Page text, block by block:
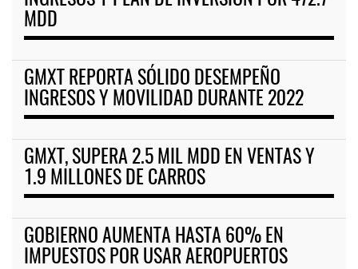
MDD
GMXT REPORTA SÓLIDO DESEMPEÑO
INGRESOS Y MOVILIDAD DURANTE 2022
GMXT, SUPERA 2.5 MIL MDD EN VENTAS Y
1.9 MILLONES DE CARROS
GOBIERNO AUMENTA HASTA 60% EN
IMPUESTOS POR USAR AEROPUERTOS